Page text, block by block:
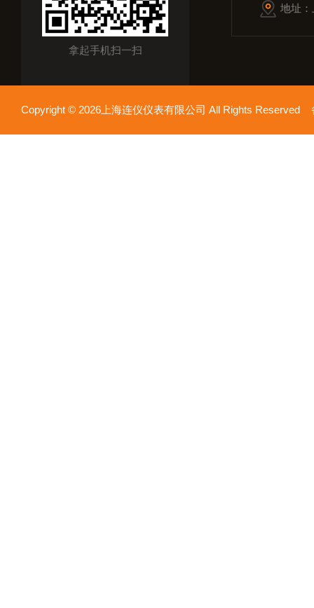
拿起手机扫一扫
地址
Copyright © 2026上海连仪仪表有限公司 All Rights Reserved